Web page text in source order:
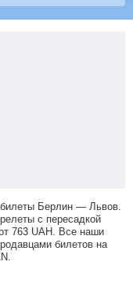
Берлин — Львов.
с пересадкой
763 UAH . Все наши
билетов на